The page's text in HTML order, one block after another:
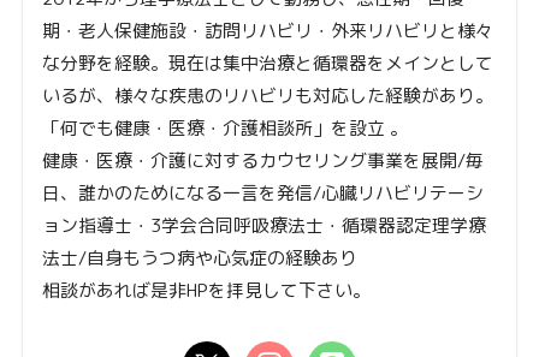
期・老人保健施設・訪問リハビリ・外来リハビリと様々
な分野を経験。現在は集中治療と循環器をメインとして
いるが、様々な疾患のリハビリも対応した経験があり。
「何でも健康・医療・介護相談所」を設立 。
健康・医療・介護に対するカウセリング事業を展開/毎
日、誰かのためになる一言を発信/心臓リハビリテーシ
ョン指導士・3学会合同呼吸療法士・循環器認定理学療
法士/自身もうつ病や心気症の経験あり
相談があれば是非HPを拝見して下さい。